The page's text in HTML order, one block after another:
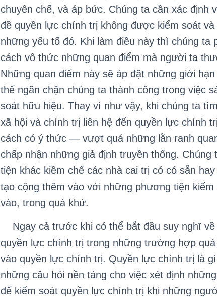
chuyên chế, và áp bức. Chúng ta cần xác định
đề quyền lực chính trị không được kiểm soát
những yếu tố đó. Khi làm điều này thì chúng ta
cách vô thức những quan điểm mà người ta
Những quan điểm này sẽ áp đặt những giới
thể ngăn chặn chúng ta thành công trong việc
soát hữu hiệu. Thay vì như vậy, khi chúng ta
xã hội và chính trị liên hệ đến quyền lực chính
cách có ý thức — vượt quá những lằn ranh
chấp nhận những giả định truyền thống.
tiện khác kiềm chế các nhà cai trị có có sẵn
tạo cộng thêm vào với những phương tiện
vào, trong quá khứ.
Ngay cả trước khi có thể bắt đầu suy nghĩ
quyền lực chính trị trong những trường hợp
vào quyền lực chính trị. Quyền lực chính trị là
những câu hỏi nền tảng cho việc xét định
để kiểm soát quyền lực chính trị khi những